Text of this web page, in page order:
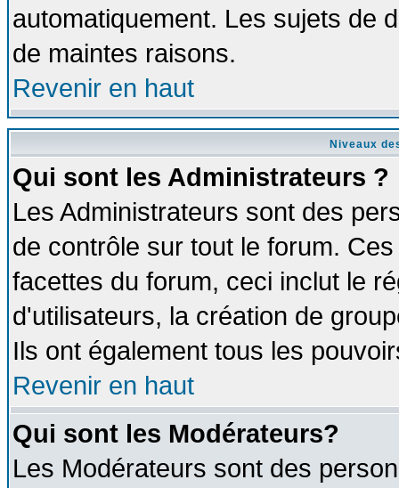
automatiquement. Les sujets de
de maintes raisons.
Revenir en haut
Niveaux
Qui sont les Administrateurs ?
Les Administrateurs sont des
de contrôle sur tout le forum.
facettes du forum, ceci inclut le
d'utilisateurs, la création de
Ils ont également tous les
Revenir en haut
Qui sont les Modérateurs?
Les Modérateurs sont des